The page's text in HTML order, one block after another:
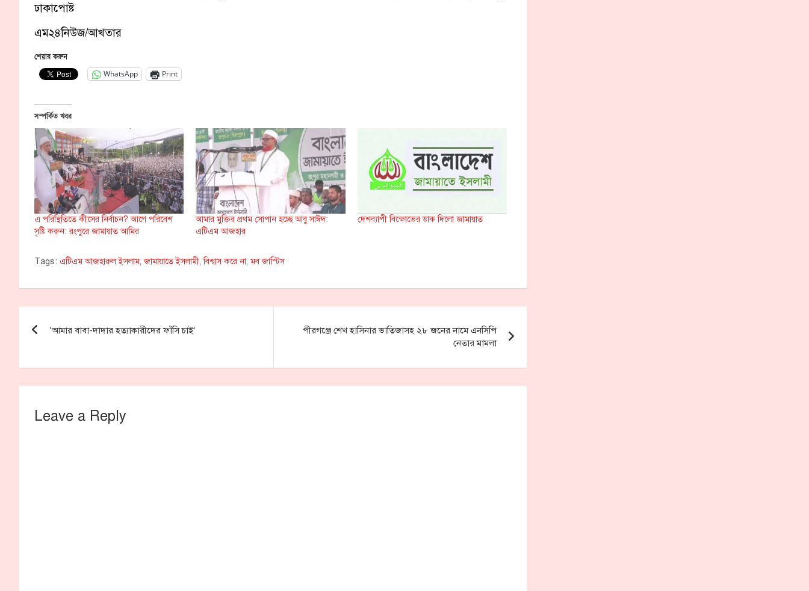
ঢাকাপোষ্ট
এম২৪নিউজ/আখতার
শেয়ার করুন
WhatsApp Print
সম্পর্কিত খবর
এ পরিস্থিতিতে কীসের নির্বাচন? আগে পরিবেশ
সৃষ্টি করুন: রংপুরে জামায়াত আমির
আমার মুক্তির প্রথম সোপান হচ্ছে আবু সাঈদ:
এটিএম আজহার
দেশব্যাপী বিক্ষোভের ডাক দিলো জামায়াত
Tags: এটিএম আজহারুল ইসলাম,জামায়াতে ইসলামী,বিশ্বাস করে না,মব জাস্টিস
navigation
‘আমার বাবা-দাদার হত্যাকারীদের ফাঁসি চাই’
পীরগঞ্জে শেখ হাসিনার ভাতিজাসহ ২৮ জনের নামে এনসিপি
নেতার মামলা
Leave a Reply